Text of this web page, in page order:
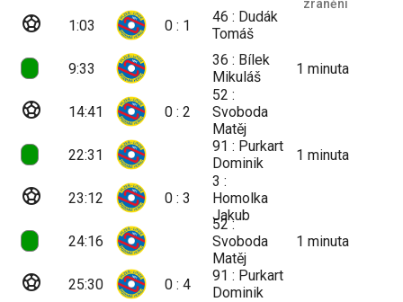
zranění
sports_soccer 1:03 0 : 1
46 : Dudák
Tomáš
9:33
36 : Bílek
Mikuláš
1minuta
sports_soccer 14:41 0 : 2
52 :
Svoboda
Matěj
22:31
91 : Purkart
Dominik
1minuta
sports_soccer 23:12 0 : 3
3 :
Homolka
Jakub
24:16
52 :
Svoboda
Matěj
1minuta
sports_soccer 25:30 0 : 4
91 : Purkart
Dominik